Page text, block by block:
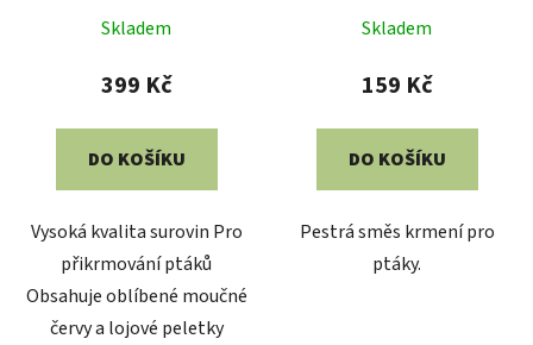
Skladem
399 Kč
DO KOŠÍKU
Vysoká kvalita surovin Pro
přikrmování ptáků
Obsahuje oblíbené moučné
červy a lojové peletky
Skladem
159 Kč
DO KOŠÍKU
Pestrá směs krmení pro
ptáky.